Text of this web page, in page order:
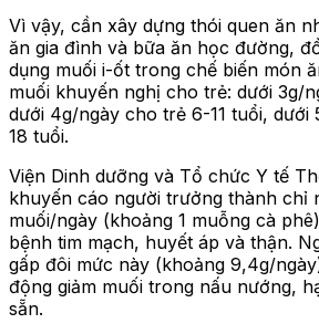
Vì vậy, cần xây dựng thói quen ăn
ăn gia đình và bữa ăn học đường,
dụng muối i-ốt trong chế biến món
muối khuyến nghị cho trẻ: dưới 3g/
dưới 4g/ngày cho trẻ 6-11 tuổi, dưới
18 tuổi.
Viện Dinh dưỡng và Tổ chức Y tế
khuyến cáo người trưởng thành chỉ
muối/ngày (khoảng 1 muỗng cà
bệnh tim mạch, huyết áp và thận.
gấp đôi mức này (khoảng 9,4g/
động giảm muối trong nấu nướng,
sẵn.